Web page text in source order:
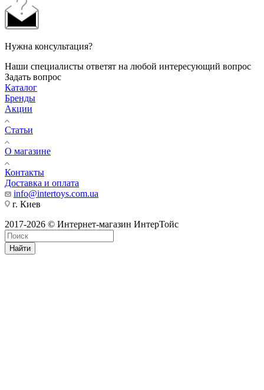
Нужна консультация?
Наши специалисты ответят на любой интересующий вопрос
Задать вопрос
Каталог
Бренды
Акции
Статьи
О магазине
Контакты
Доставка и оплата
info@intertoys.com.ua
г. Киев
2017-2026 © Интернет-магазин ИнтерТойс
Найти